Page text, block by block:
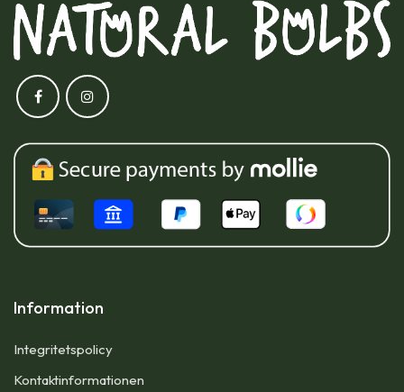
Information
Integritetspolicy
Kontaktinformationen